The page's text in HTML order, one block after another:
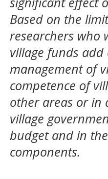
Based on the
researchers who
village funds
management of
competence of
other areas or in
village
budget and in
components.